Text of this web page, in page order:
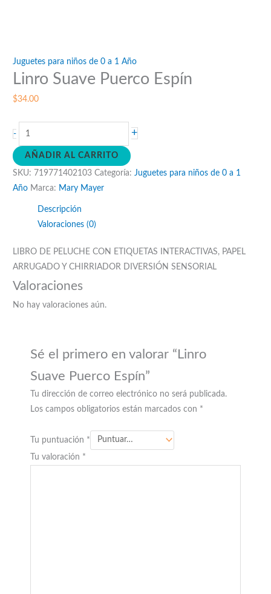
Juguetes para niños de 0 a 1 Año
Linro Suave Puerco Espín
$34.00
-
Linro
Suave
Puerco
Espín
cantidad
+
AÑADIR AL CARRITO
SKU: 719771402103 Categoría:Juguetes para niños de 0 a 1
Año Marca: Mary Mayer
Descripción
Valoraciones (0)
LIBRO DE PELUCHE CON ETIQUETAS INTERACTIVAS, PAPEL
ARRUGADO Y CHIRRIADOR DIVERSIÓN SENSORIAL
Valoraciones
No hay valoraciones aún.
Sé el primero en valorar “Linro
Suave Puerco Espín”
Tu dirección de correo electrónico no será publicada.
Los campos obligatorios están marcados con *
Tu puntuación *
Tu valoración *